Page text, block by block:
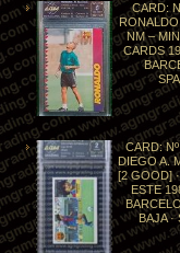
CARD:
NM –
CARDS
CARD:
DIEGO A.
[2 GOOD]
ESTE
BAJA ·